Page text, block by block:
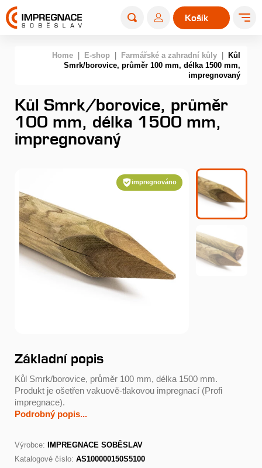
0
Košík
Home E-shop Farmářské a zahradní kůly
Kůl
Smrk/borovice, průměr 100 mm, délka 1500 mm,
impregnovaný
Kůl Smrk/borovice, průměr
100 mm, délka 1500 mm,
impregnovaný
impregnováno
Základní popis
Kůl Smrk/borovice, průměr 100 mm, délka 1500 mm.
Produkt je ošetřen vakuově-tlakovou impregnací (Profi
impregnace).
Podrobný popis...
Výrobce:
IMPREGNACE SOBĚSLAV
Katalogové číslo: AS100000150S5100